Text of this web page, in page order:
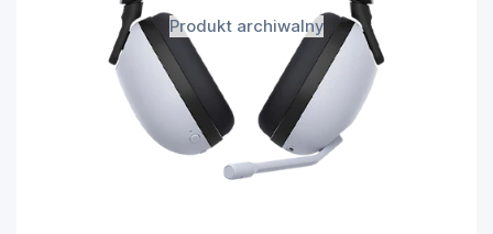
Produkt archiwalny